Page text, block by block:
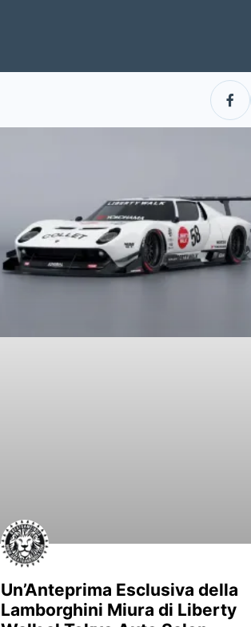
Un’Anteprima Esclusiva della
Lamborghini Miura di Liberty